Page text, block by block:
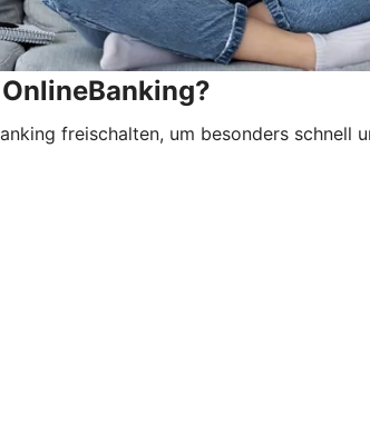
freischalten, um besonders schnell